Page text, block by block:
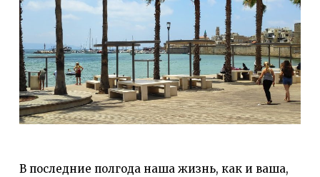
В последние полгода наша жизнь, как и ваша,